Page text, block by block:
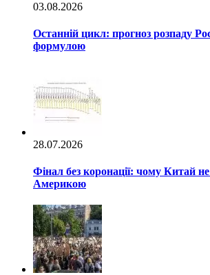
03.08.2026
Останній цикл: прогноз розпаду
формулою
28.07.2026
Фінал без коронації: чому Китай
Америкою